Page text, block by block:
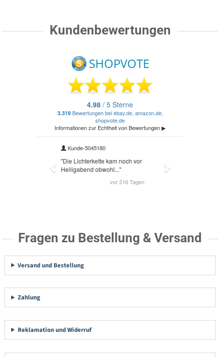
Kundenbewertungen
Fragen zu Bestellung & Versand
Versand und Bestellung
Zahlung
Reklamation und Widerruf